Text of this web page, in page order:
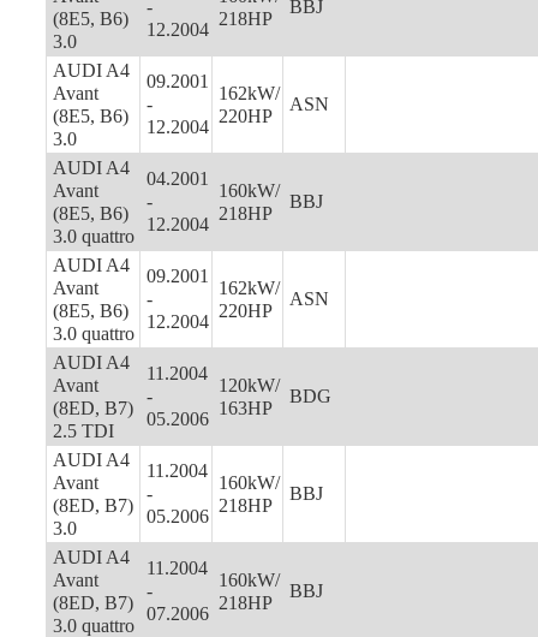
(8E5, B6)
3.0
-
12.2004
218HP
BBJ
AUDI A4
Avant
(8E5, B6)
3.0
09.2001
-
12.2004
162kW/
220HP
ASN
AUDI A4
Avant
(8E5, B6)
3.0 quattro
04.2001
-
12.2004
160kW/
218HP
BBJ
AUDI A4
Avant
(8E5, B6)
3.0 quattro
09.2001
-
12.2004
162kW/
220HP
ASN
AUDI A4
Avant
(8ED, B7)
2.5 TDI
11.2004
-
05.2006
120kW/
163HP
BDG
AUDI A4
Avant
(8ED, B7)
3.0
11.2004
-
05.2006
160kW/
218HP
BBJ
AUDI A4
Avant
(8ED, B7)
3.0 quattro
11.2004
-
07.2006
160kW/
218HP
BBJ